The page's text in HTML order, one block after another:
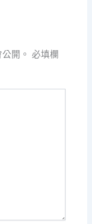
開。 必填欄